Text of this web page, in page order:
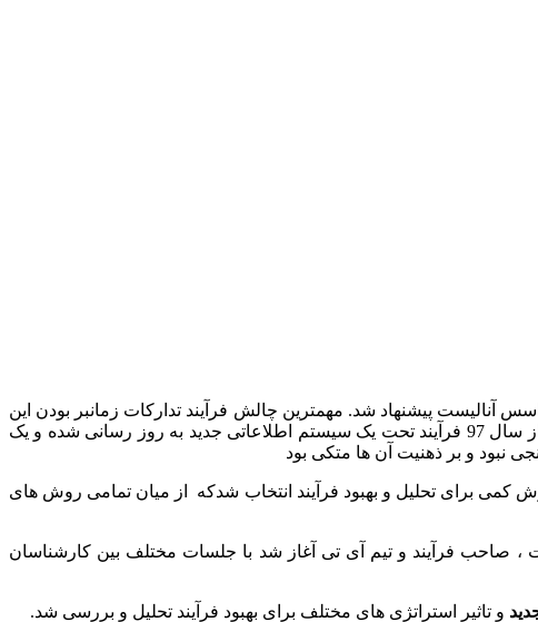
کالایی برای پروژه فرآیندکاوی به تیم پراسس آنالیست پیشنهاد شد. مهمترین چالش فرآیند تدارکات زمانبر بودن این
فرآیند بود که بعد از بررسی های فراوان علت مشخصی برای آن مشخص نبود و مدیران از طولانی شدن فرآیند گله مند بودند با اینکه از سال 97 فرآیند تحت یک سیستم اطلاعاتی جدید به روز رسانی شده و یک
نبود و بر ذهنیت آن ها متکی بود
می کشید به دلیل داشتن داده های ثبت شده روش کمی برای تحلیل و بهبود فرآیند انتخاب شدکه از میان تمامی روش های
، صاحب فرآیند و تیم آی تی آغاز شد با جلسات مختلف بین کارشناسان
و تاثیر استراتژی های مختلف برای بهبود فرآیند تحلیل و بررسی شد.